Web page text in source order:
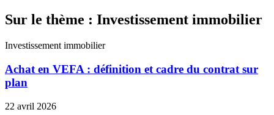
Sur le thème : Investissement immobilier
Investissement immobilier
Achat en VEFA : définition et cadre du contrat sur
plan
22 avril 2026